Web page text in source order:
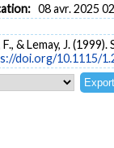
08 avr. 2025
& Lemay, J.
doi.org/10.1115/